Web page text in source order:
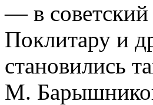
— в
Поклитару и
становились
М.